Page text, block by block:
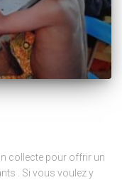
collecte pour offrir un
. Si vous voulez y